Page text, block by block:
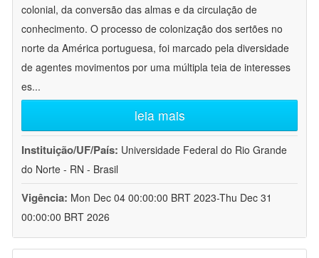
colonial, da conversão das almas e da circulação de
conhecimento. O processo de colonização dos sertões no
norte da América portuguesa, foi marcado pela diversidade
de agentes movimentos por uma múltipla teia de interesses
es...
leia mais
Instituição/UF/País: Universidade Federal do Rio Grande
do Norte - RN - Brasil
Vigência: Mon Dec 04 00:00:00 BRT 2023-Thu Dec 31
00:00:00 BRT 2026